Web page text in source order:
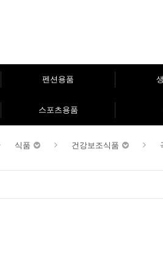
펜션용품
스포츠용품
식품 건강보조식품